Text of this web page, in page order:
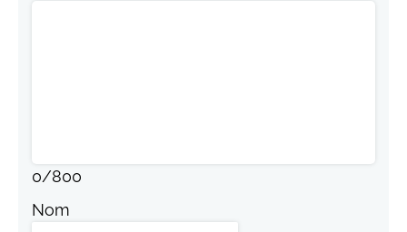
0/800
Nom